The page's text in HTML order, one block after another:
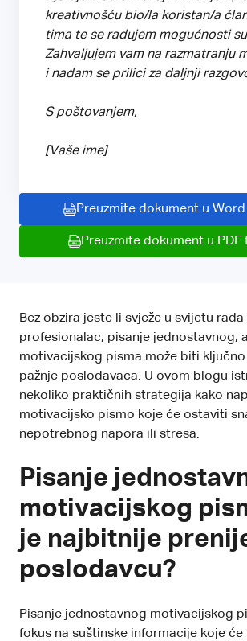
kreativnošću bio/la koristan/a
tima te se radujem mogućnosti
Zahvaljujem vam na razmatranju
i nadam se prilici za daljnji
S poštovanjem,
[Vaše ime]
Preuzmite dokument u
Preuzmite dokument u PDF
Bez obzira jeste li svježe u svijetu rada
profesionalac, pisanje jednostavnog,
motivacijskog pisma može biti
pažnje poslodavaca. U ovom blogu
nekoliko praktičnih strategija kako
motivacijsko pismo koje će ostaviti
nepotrebnog napora ili stresa.
Pisanje
motivacijskog
je najbitnije
poslodavcu?
Pisanje jednostavnog motivacijskog
fokus na suštinske informacije koje